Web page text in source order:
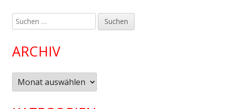
Suchen
nach:
ARCHIV
Archiv